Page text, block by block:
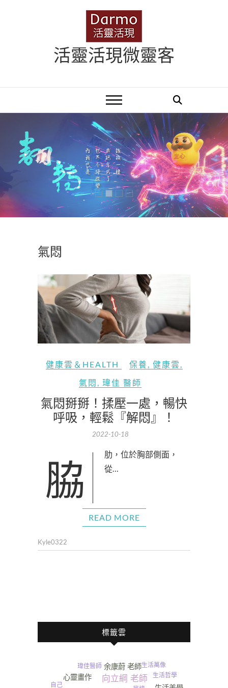
活靈活現微靈客
氣悶
健康雲＆HEALTH 保養 健康雲
氣悶
瑋佳 醫師
氣悶掰掰！揉壓一處，暢快
呼吸，輕鬆『解悶』！
2022-10-18
脇肋，位於胸部側面， 從…
READ MORE
Kyle0322
標籤雲
向立綱 老師
心靈畫作
余康蔚 老師
瑋佳醫師
生活哲學
生活萬像
自己